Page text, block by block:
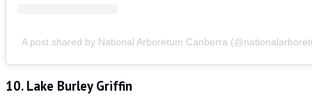
A post shared by National Arboretum Canberra
10. Lake Burley Griffin